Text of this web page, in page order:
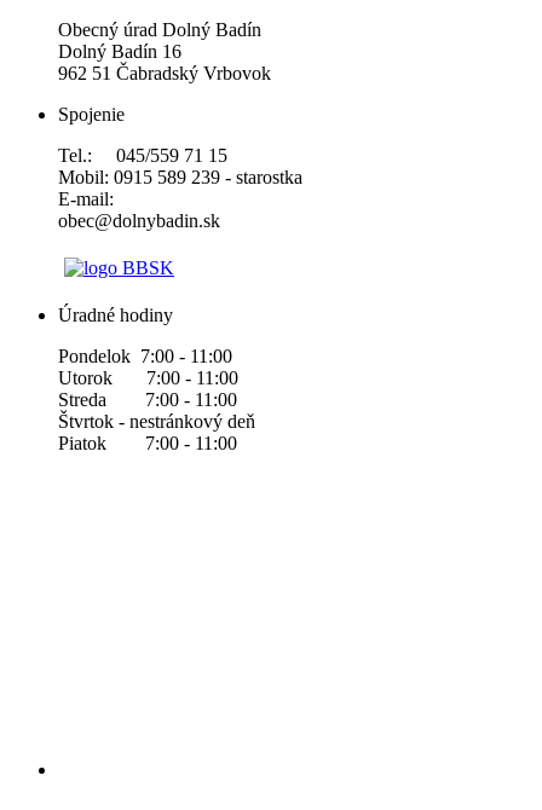
Obecný úrad Dolný Badín
Dolný Badín 16
962 51 Čabradský Vrbovok
Spojenie
Tel.: 045/559 71 15
Mobil: 0915 589 239 - starostka
E-mail:
obec@dolnybadin.sk
Úradné hodiny
Pondelok 7:00 - 11:00
Utorok 7:00 - 11:00
Streda 7:00 - 11:00
Štvrtok - nestránkový deň
Piatok 7:00 - 11:00